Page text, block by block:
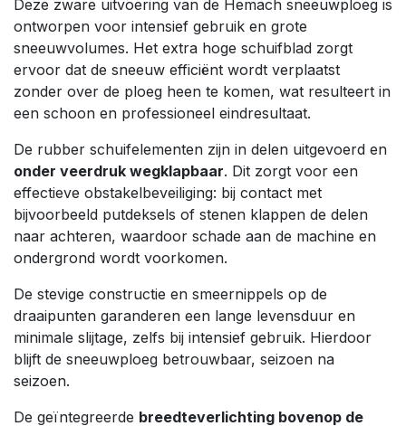
Deze zware uitvoering van de Hemach sneeuwploeg is
ontworpen voor intensief gebruik en grote
sneeuwvolumes. Het extra hoge schuifblad zorgt
ervoor dat de sneeuw efficiënt wordt verplaatst
zonder over de ploeg heen te komen, wat resulteert in
een schoon en professioneel eindresultaat.
De rubber schuifelementen zijn in delen uitgevoerd en
onder veerdruk wegklapbaar. Dit zorgt voor een
effectieve obstakelbeveiliging: bij contact met
bijvoorbeeld putdeksels of stenen klappen de delen
naar achteren, waardoor schade aan de machine en
ondergrond wordt voorkomen.
De stevige constructie en smeernippels op de
draaipunten garanderen een lange levensduur en
minimale slijtage, zelfs bij intensief gebruik. Hierdoor
blijft de sneeuwploeg betrouwbaar, seizoen na
seizoen.
De geïntegreerde breedteverlichting bovenop de